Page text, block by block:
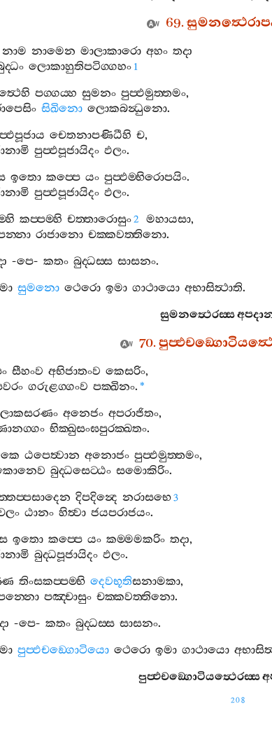
69.
නාම නාමෙන මාලාකාරො අහං තදා
ලොකාහුතිපටිග‍්ගහං 1
පග‍්ගය‍්හ සුමනං පුප‍්ඵමුත‍්තමං,
සිඛිනො ලොකබන්‍ධුනො.
චෙතනාපණිධීහි ච,
පුප‍්ඵපූජායිදං ඵලං.
ඉතො කප‍්පෙ යං පුප‍්ඵම‍්භිරොපයිං.
පුප‍්ඵපූජායිදං ඵලං.
කප‍්පම‍්හි චත‍්තාරොසුං2 මහායසා,
රාජානො චක‍්කවත‍්තිනො.
-පෙ-කතං බුද‍්ධස‍්ස සාසනං.
සුමනො ථෙරො ඉමා ගාථායො අභාසිත්‍ථාති.
සුමනත්‍ථෙරස‍්ස
70.
සීහංව අභිජාතංව කෙසරිං,
ගරුළග‍්ගංව පක‍්ඛිනං. *
අනෙජං අපරාජිතං,
භික‍්ඛුසංඝපුරක‍්ඛතං.
ඨපෙත්‍වාන අනොජං පුප‍්ඵමුත‍්තමං,
බුද‍්ධසෙට‍්ඨං සමොකිරිං.
දිපදින්‍දෙ නරාසභෙ3
ඨානං හිත්‍වා ජයපරාජයං.
ඉතො කප‍්පෙ යං කම‍්මමකරිං තදා,
බුද‍්ධපූජායිදං ඵලං.
තිංසකප‍්පම‍්භි දෙවභූතිසනාමකා,
පඤ‍්චාසුං චක‍්කවත‍්තිනො.
-පෙ-කතං බුද‍්ධස‍්ස සාසනං.
පුප‍්ඵචඞ‍්ගොටියො ථෙරො ඉමා ගාථායො
පුප‍්ඵචඞ‍්ගොටියත්‍ථෙරස‍්ස
208